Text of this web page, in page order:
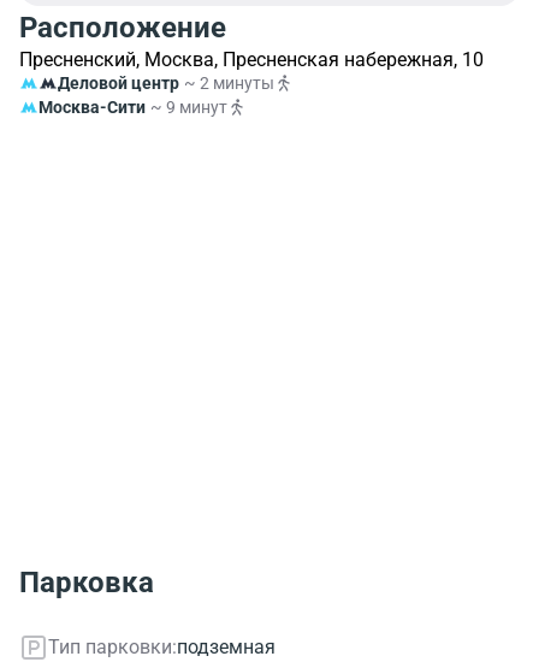
Расположение
Пресненский, Москва, Пресненская набережная, 10
Деловой центр ~ 2 минуты
Москва-Сити ~ 9 минут
Парковка
Тип парковки:подземная